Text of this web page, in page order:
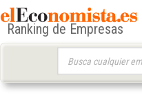
Ranking de Empresas